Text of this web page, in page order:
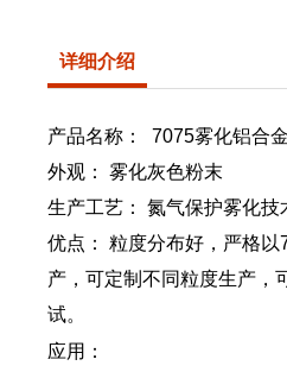
详细介绍
产品名称：
7075雾化铝合
外观： 雾化灰色粉末
生产工艺： 氮气保护雾化技
优点： 粒度分布好，严格
产，可定制不同粒度生产，
试。
应用：